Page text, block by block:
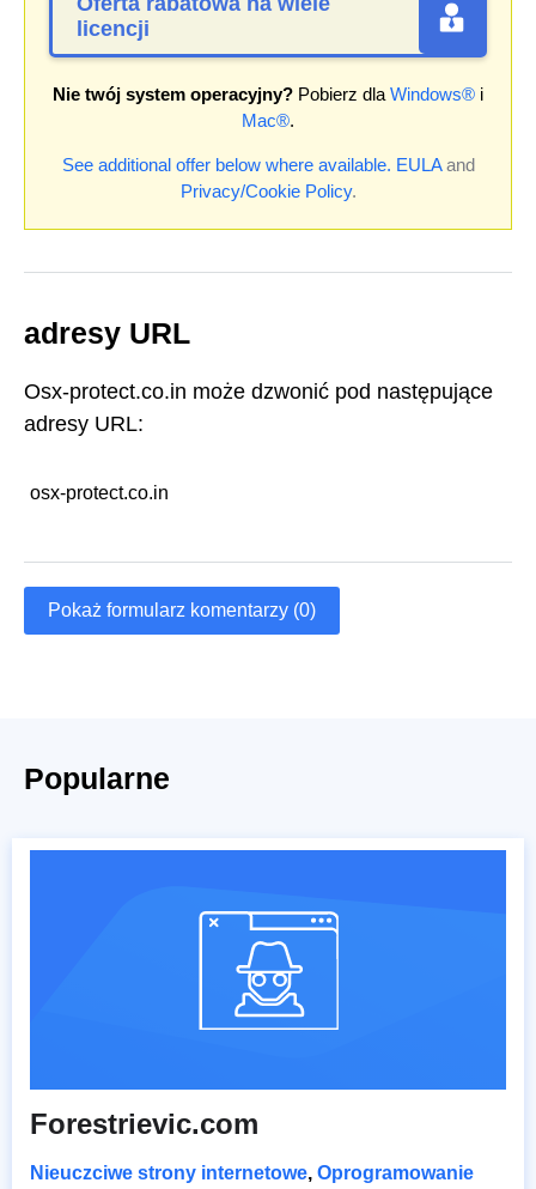
licencji
Nie twój system operacyjny? Pobierz dla Windows® i
Mac®.
See additional offer below where available. EULAand
Privacy/Cookie Policy.
adresy URL
Osx-protect.co.in może dzwonić pod następujące
adresy URL:
osx-protect.co.in
Pokaż formularz komentarzy (0)
Popularne
Forestrievic.com
Nieuczciwe strony internetowe, Oprogramowanie